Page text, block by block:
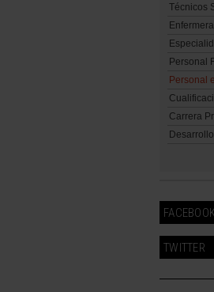
Técnicos
Personal
Personal
Carrera
TWITTER